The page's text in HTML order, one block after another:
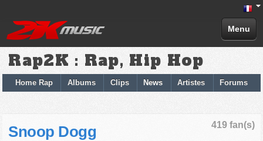
Menu
Rap2K : Rap, Hip Hop
Home Rap Albums Clips News Artistes Forums
419 fan(s)
Snoop Dogg